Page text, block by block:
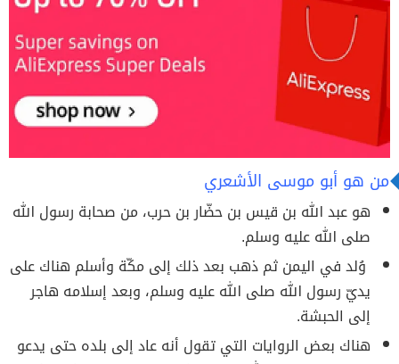
من هو أبو موسى الأشعري
هو عبد الله بن قيس بن حضّار بن حرب، من صحابة رسول الله
صلى الله عليه وسلم.
وُلد في اليمن ثم ذهب بعد ذلك إلى مكّة وأسلم هناك على
يديّ رسول الله صلى الله عليه وسلم، وبعد إسلامه هاجر
إلى الحبشة.
هناك بعض الروايات التي تقول أنه عاد إلى بلده حتى يدعو